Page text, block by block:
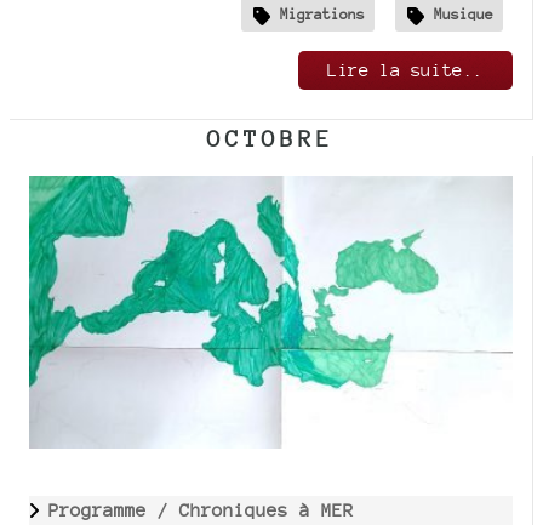
Migrations Musique
Lire la suite..
OCTOBRE
Programme / Chroniques à MER